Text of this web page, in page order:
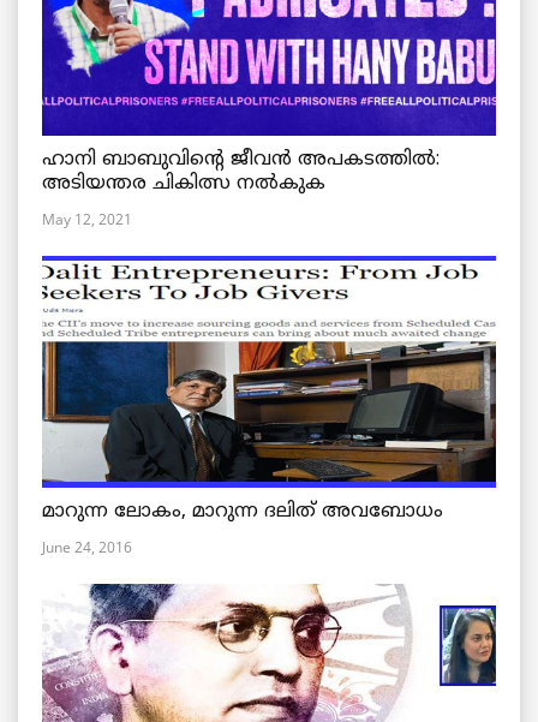
ഹാനി ബാബുവിന്റെ ജീവൻ അപകടത്തിൽ:
അടിയന്തര ചികിത്സ നൽകുക
May 12, 2021
മാറുന്ന ലോകം, മാറുന്ന ദലിത് അവബോധം
June 24, 2016